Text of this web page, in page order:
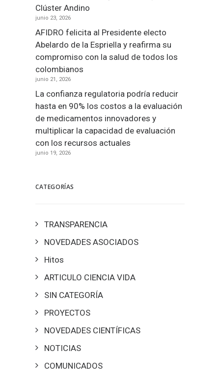
Clúster Andino
junio 23, 2026
AFIDRO felicita al Presidente electo
Abelardo de la Espriella y reafirma su
compromiso con la salud de todos los
colombianos
junio 21, 2026
La confianza regulatoria podría reducir
hasta en 90% los costos a la evaluación
de medicamentos innovadores y
multiplicar la capacidad de evaluación
con los recursos actuales
junio 19, 2026
CATEGORÍAS
TRANSPARENCIA
NOVEDADES ASOCIADOS
Hitos
ARTICULO CIENCIA VIDA
SIN CATEGORÍA
PROYECTOS
NOVEDADES CIENTÍFICAS
NOTICIAS
COMUNICADOS